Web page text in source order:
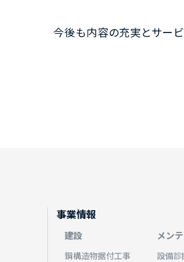
今後も内容の充実とサービ
事業情報
建設
鋼構造物据付工事
メン
設備診